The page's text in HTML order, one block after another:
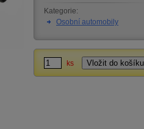
Kategorie:
Osobní automobily
ks